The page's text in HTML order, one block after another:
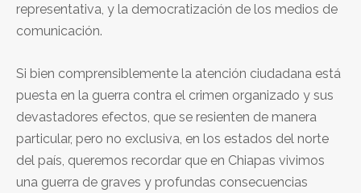
representativa, y la democratización de los medios de
comunicación.
Si bien comprensiblemente la atención ciudadana está
puesta en la guerra contra el crimen organizado y sus
devastadores efectos, que se resienten de manera
particular, pero no exclusiva, en los estados del norte
del país, queremos recordar que en Chiapas vivimos
una guerra de graves y profundas consecuencias